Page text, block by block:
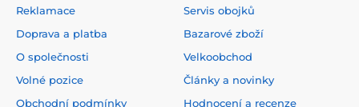
Produkt je zařazen v kategoriích
Smart záchody Záchody pro psy a kočky
Reklamace
Doprava a platba
O společnosti
Volné pozice
Obchodní podmínky
Servis obojků
Bazarové zboží
Velkoobchod
Články a novinky
Hodnocení a recenze